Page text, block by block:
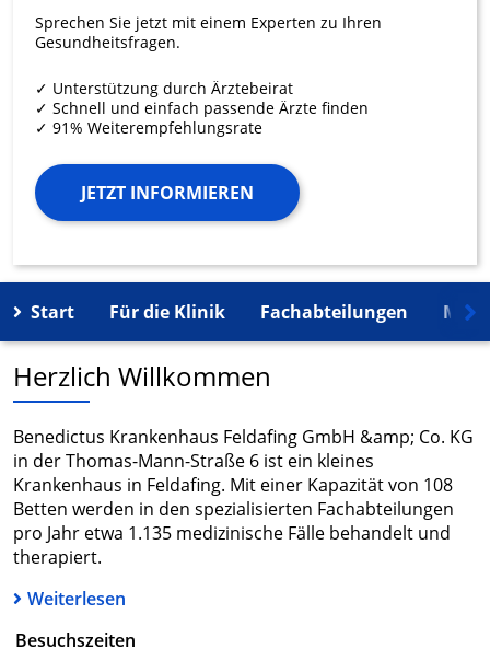
Sprechen Sie jetzt mit einem Experten zu Ihren
Gesundheitsfragen.
✓ Unterstützung durch Ärztebeirat
✓ Schnell und einfach passende Ärzte finden
✓ 91% Weiterempfehlungsrate
JETZT INFORMIEREN
Start Für die Klinik Fachabteilungen
Herzlich Willkommen
Benedictus Krankenhaus Feldafing GmbH &amp; Co. KG
in der Thomas-Mann-Straße 6 ist ein kleines
Krankenhaus in Feldafing. Mit einer Kapazität von 108
Betten werden in den spezialisierten Fachabteilungen
pro Jahr etwa 1.135 medizinische Fälle behandelt und
therapiert.
Weiterlesen
Besuchszeiten